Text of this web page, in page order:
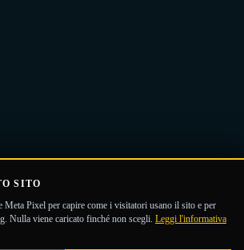
SITO
Pixel per capire come i visitatori usano il sito e per
Nulla viene caricato finché non scegli. Leggi l'informativa